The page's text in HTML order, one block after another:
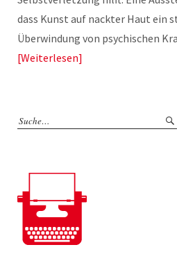
dass Kunst auf nackter Haut ein
Überwindung von psychischen
Weiterlesen